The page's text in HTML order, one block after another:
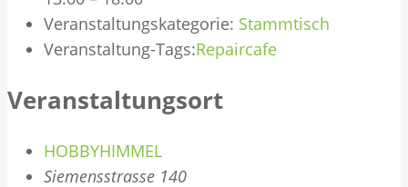
Veranstaltungskategorie: Stammtisch
Veranstaltung-Tags:Repaircafe
Veranstaltungsort
HOBBYHIMMEL
Siemensstrasse 140